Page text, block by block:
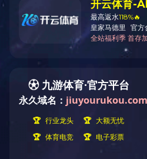
制粒系列
干燥系列
混合系列
爱游戏ayx体育_爱游戏aiyouxi（中
清洗系列
换热器